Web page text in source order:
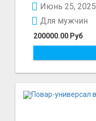
Июнь 25, 2025
200000.00 Руб
Для мужчин